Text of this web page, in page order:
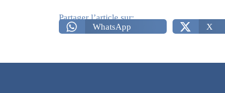
Partager l’article sur:
WhatsApp
X